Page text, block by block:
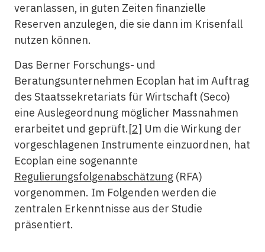
veranlassen, in guten Zeiten finanzielle
Reserven anzulegen, die sie dann im Krisenfall
nutzen können.
Das Berner Forschungs- und
Beratungsunternehmen Ecoplan hat im Auftrag
des Staatssekretariats für Wirtschaft (Seco)
eine Auslegeordnung möglicher Massnahmen
erarbeitet und geprüft.[2] Um die Wirkung der
vorgeschlagenen Instrumente einzuordnen, hat
Ecoplan eine sogenannte
Regulierungsfolgenabschätzung (RFA)
vorgenommen. Im Folgenden werden die
zentralen Erkenntnisse aus der Studie
präsentiert.